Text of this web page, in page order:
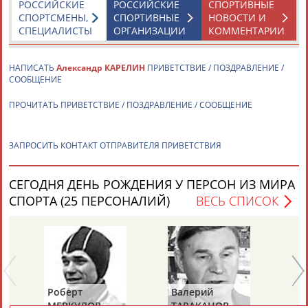
ЦЕЛИ ПРОЕКТА КОНТАКТЫ НАШИ КНОПКИ
Стадион, 1998-2026
Разработка и поддержка ООО НАИТ «Стадион»
Адресов в новостной рассылке: 996
СПОРТИВНЫЕ
НОВОСТИ И
КОММЕНТАРИИ
РОССИЙСКИЕ
СПОРТИВНЫЕ
ОРГАНИЗАЦИИ
РОССИЙСКИЕ
СПОРТСМЕНЫ,
СПЕЦИАЛИСТЫ
НАПИСАТЬ Александр КАРЕЛИН ПРИВЕТСТВИЕ / ПОЗДРАВЛЕНИЕ /
СООБЩЕНИЕ
ПРОЧИТАТЬ ПРИВЕТСТВИЕ / ПОЗДРАВЛЕНИЕ / СООБЩЕНИЕ
ЗАПРОСИТЬ КОНТАКТ ОТПРАВИТЕЛЯ ПРИВЕТСТВИЯ
СЕГОДНЯ ДЕНЬ РОЖДЕНИЯ У ПЕРСОН ИЗ МИРА
СПОРТА (25 ПЕРСОНАЛИЙ)
ВЕСЬ СПИСОК
Роберт
МЕРКУЛОВ
Валерий
ТАРАКАНОВ